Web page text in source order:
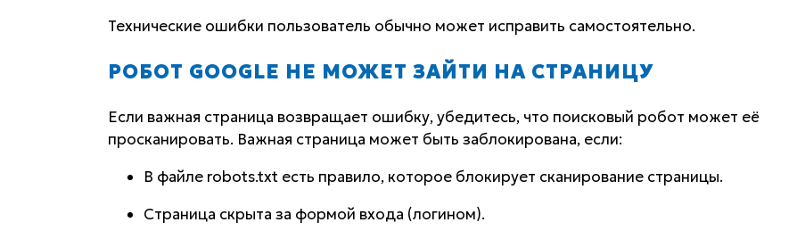
Технические ошибки пользователь обычно может исправить самостоятельно.
РОБОТ GOOGLE НЕ МОЖЕТ ЗАЙТИ НА СТРАНИЦУ
Если важная страница возвращает ошибку, убедитесь, что поисковый робот может её
просканировать. Важная страница может быть заблокирована, если:
В файле robots.txt есть правило, которое блокирует сканирование страницы.
Страница скрыта за формой входа (логином).